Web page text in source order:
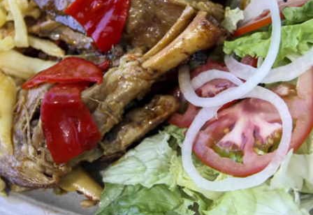
OFERTAS
CONTACTO